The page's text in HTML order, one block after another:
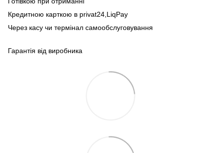
Кредитною карткою в privat24,LiqPay
Через касу чи термінал самообслуговування
Гарантія від виробника